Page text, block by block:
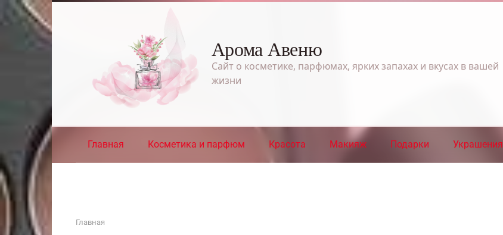
Перейти
к
контенту
Арома Авеню
Сайт о косметике, парфюмах, ярких запахах и вкусах в вашей
жизни
Главная Косметика и парфюм Красота Макияж Подарки Украшения
Главная